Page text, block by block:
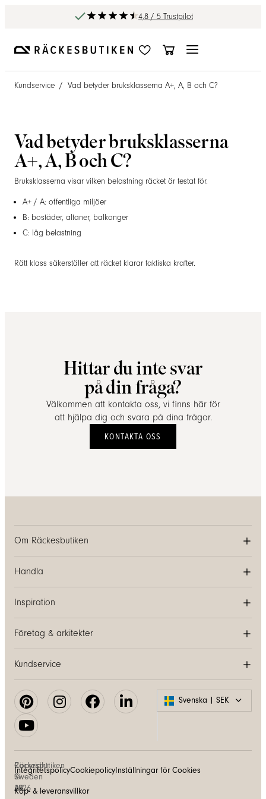
4,8 / 5 Trustpilot
Kundservice / Vad betyder bruksklasserna A+, A, B och C?
Vad betyder bruksklasserna
A+, A, B och C?
Bruksklasserna visar vilken belastning räcket är testat för.
A+ / A: offentliga miljöer
B: bostäder, altaner, balkonger
C: låg belastning
Rätt klass säkerställer att räcket klarar faktiska krafter.
Hittar du inte svar
på din fråga?
Välkommen att kontakta oss, vi finns här för
att hjälpa dig och svara på dina frågor.
KONTAKTA OSS
Om Räckesbutiken
Handla
Inspiration
Företag & arkitekter
Kundservice
Svenska | SEK
Copyright
©
2026
Räckesbutiken
Sweden
AB
IntegritetspolicyCookiepolicy Inställningar för Cookies
Köp- & leveransvillkor